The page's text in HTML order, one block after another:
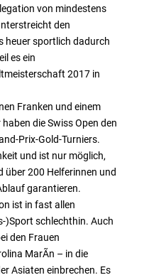
von mindestens
den
heuer sportlich dadurch
es ein
2017 in
Franken und einem
die Swiss Open den
Prix-Gold-Turniers.
und ist nur möglich,
über 200 Helferinnen und
garantieren.
ist in fast allen
)Sport schlechthin. Auch
den Frauen
MarÃ­n – in die
Asiaten einbrechen. Es